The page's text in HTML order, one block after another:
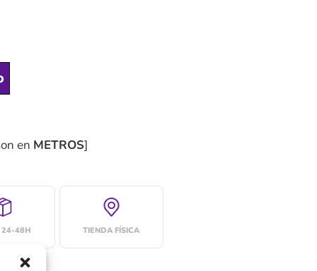
en METROS]
24-48H TIENDA FÍSICA